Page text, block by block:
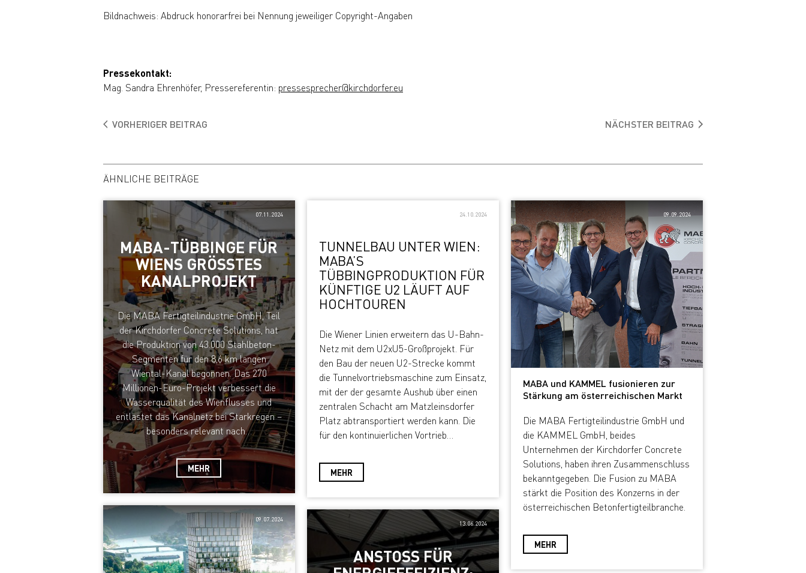
Bildnachweis: Abdruck honorarfrei bei Nennung jeweiliger Copyright-Angaben
Pressekontakt:
Mag. Sandra Ehrenhöfer, Pressereferentin: pressesprecher@kirchdorfer.eu
VORHERIGER BEITRAG NÄCHSTER BEITRAG
ÄHNLICHE BEITRÄGE
07.11.2024
MABA-TÜBBINGE FÜR
WIENS GRÖSSTES K
ANALPROJEKT
Die MABA Fertigteilindustrie GmbH, Teil
der Kirchdorfer Concrete Solutions, hat
die Produktion von 43.000 Stahlbeton-
Segmenten für den 8,6 km langen
Wiental-Kanal begonnen. Das 270
Millionen-Euro-Projekt verbessert die
Wasserqualität des Wienflusses und
entlastet das Kanalnetz bei Starkregen –
besonders relevant nach…
MEHR
24.10.2024
TUNNELBAU UNTER WIEN:
MABA’S
TÜBBINGPRODUKTION FÜR
KÜNFTIGE U2 LÄUFT AUF
HOCHTOUREN
Die Wiener Linien erweitern das U-Bahn-
Netz mit dem U2xU5-Großprojekt. Für
den Bau der neuen U2-Strecke kommt
die Tunnelvortriebsmaschine zum Einsatz,
mit der der gesamte Aushub über einen
zentralen Schacht am Matzleinsdorfer
Platz abtransportiert werden kann. Die
für den kontinuierlichen Vortrieb…
MEHR
09.09.2024
MABA und KAMMEL fusionieren zur
Stärkung am österreichischen Markt
Die MABA Fertigteilindustrie GmbH und
die KAMMEL GmbH, beides
Unternehmen der Kirchdorfer Concrete
Solutions, haben ihren Zusammenschluss
bekanntgegeben. Die Fusion zu MABA
stärkt die Position des Konzerns in der
österreichischen Betonfertigteilbranche.
MEHR
09.07.2024
13.06.2024
ANSTOSS FÜR E